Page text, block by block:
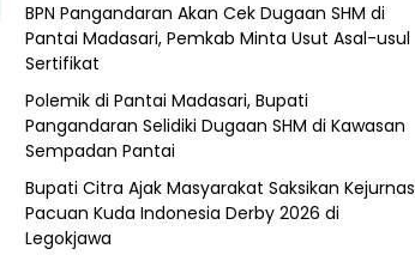
BPN Pangandaran Akan Cek Dugaan SHM di
Pantai Madasari, Pemkab Minta Usut Asal-usul
Sertifikat
Polemik di Pantai Madasari, Bupati
Pangandaran Selidiki Dugaan SHM di Kawasan
Sempadan Pantai
Bupati Citra Ajak Masyarakat Saksikan Kejurnas
Pacuan Kuda Indonesia Derby 2026 di
Legokjawa